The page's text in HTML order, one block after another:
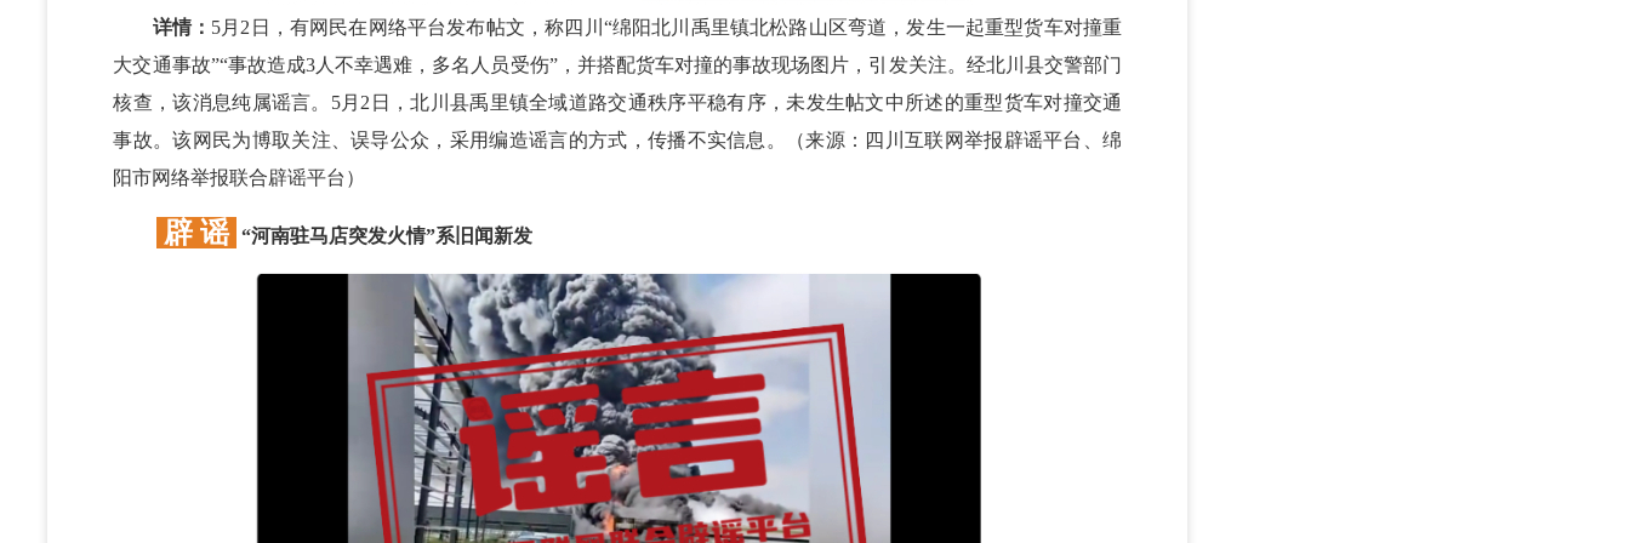
详情： 5月2日，有网民在网络平台发布帖文，称四川“绵阳北川禹里镇北松路山区弯道，发生一起重型货车对撞重
大交通事故”“事故造成3人不幸遇难，多名人员受伤”，并搭配货车对撞的事故现场图片，引发关注。经北川县交警部门
核查，该消息纯属谣言。5月2日，北川县禹里镇全域道路交通秩序平稳有序，未发生帖文中所述的重型货车对撞交通
事故。该网民为博取关注、误导公众，采用编造谣言的方式，传播不实信息。（来源：四川互联网举报辟谣平台、绵
阳市网络举报联合辟谣平台）
辟 谣 “河南驻马店突发火情”系旧闻新发